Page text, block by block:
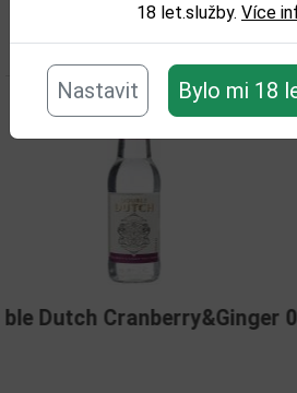
18 let.služby. Více
Nastavit Bylo mi 18
Související zboží
0,2 sklo
Tonic